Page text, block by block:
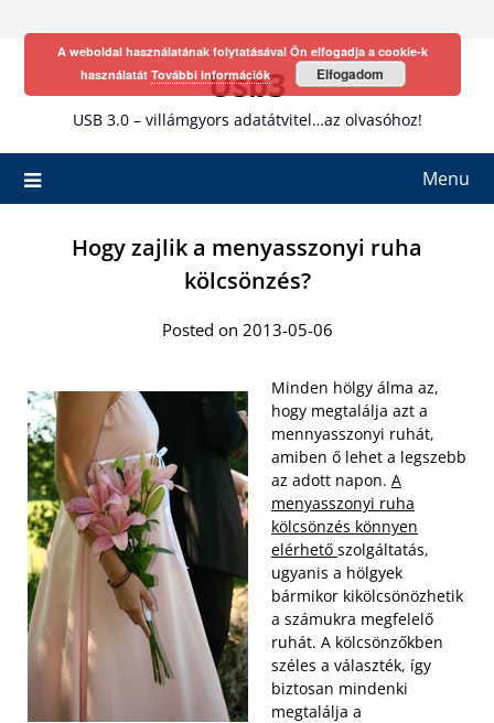
Usb3
USB 3.0 – villámgyors adatátvitel…az olvasóhoz!
Menu
Hogy zajlik a menyasszonyi ruha
kölcsönzés?
Posted on 2013-05-06
Minden hölgy álma az,
hogy megtalálja azt a
mennyasszonyi ruhát,
amiben ő lehet a legszebb
az adott napon. A
menyasszonyi ruha
kölcsönzés könnyen
elérhető szolgáltatás,
ugyanis a hölgyek
bármikor kikölcsönözhetik
a számukra megfelelő
ruhát. A kölcsönzőkben
széles a választék, így
biztosan mindenki
megtalálja a
A weboldal használatának folytatásával Ön elfogadja a cookie-k
használatát További információk Elfogadom